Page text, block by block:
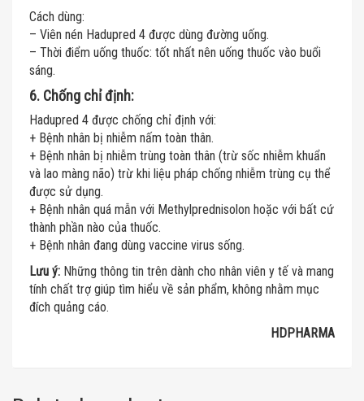
Cách dùng:
– Viên nén Hadupred 4 được dùng đường uống.
– Thời điểm uống thuốc: tốt nhất nên uống thuốc vào buổi
sáng.
6. Chống chỉ định:
Hadupred 4 được chống chỉ định với:
+ Bệnh nhân bị nhiễm nấm toàn thân.
+ Bệnh nhân bị nhiễm trùng toàn thân (trừ sốc nhiễm khuẩn
và lao màng não) trừ khi liệu pháp chống nhiễm trùng cụ thể
được sử dụng.
+ Bệnh nhân quá mẫn với Methylprednisolon hoặc với bất cứ
thành phần nào của thuốc.
+ Bệnh nhân đang dùng vaccine virus sống.
Lưu ý: Những thông tin trên dành cho nhân viên y tế và mang
tính chất trợ giúp tìm hiểu về sản phẩm, không nhằm mục
đích quảng cáo.
HDPHARMA